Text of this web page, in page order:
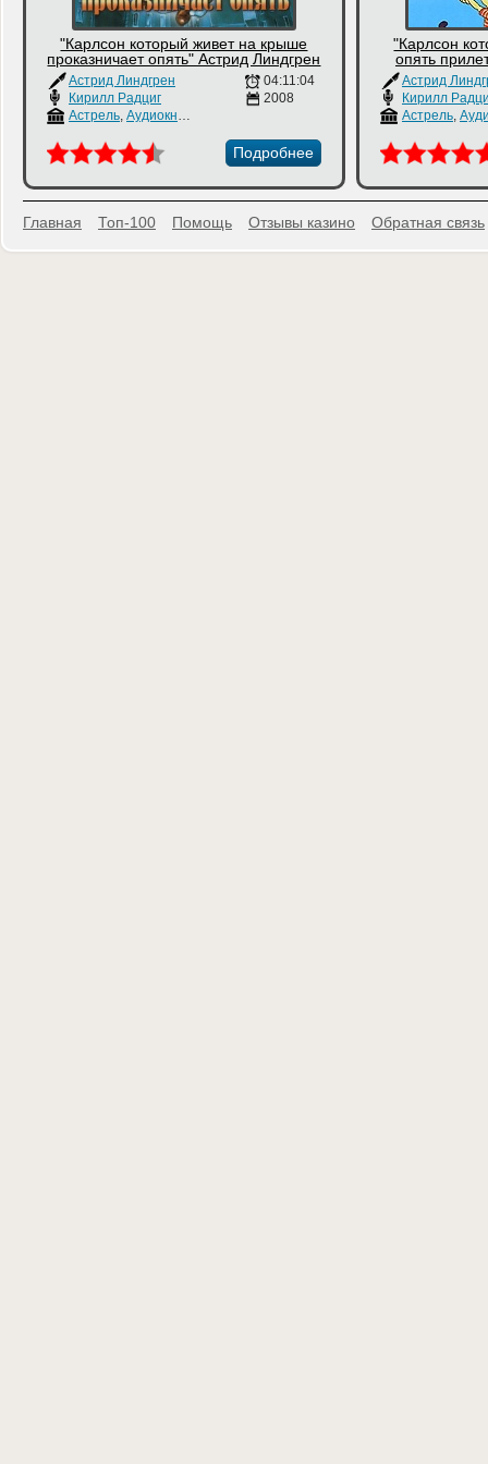
"Карлсон который живет на крыше
проказничает опять" Астрид Линдгрен
Астрид Линдгрен
Кирилл Радциг
Астрель, Аудиокнига
04:11:04
2008
Подробнее
"Карлсон
опять
Астрид
Кирилл
Астрель,
Главная Топ-100 Помощь Отзывы казино Обратная связь